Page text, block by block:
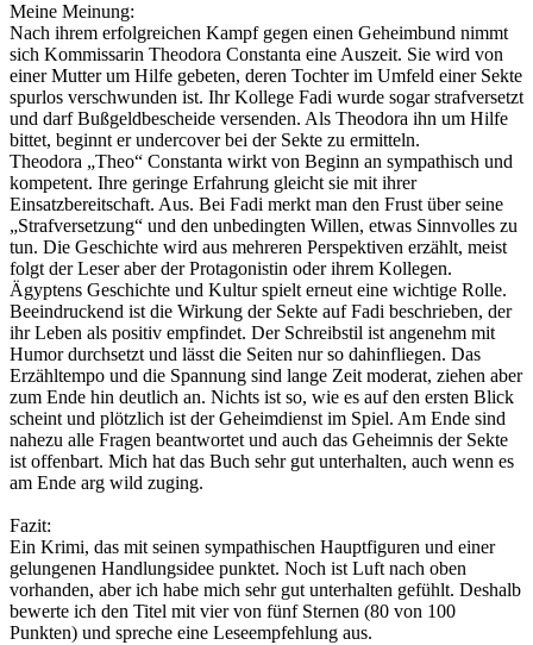
Meine Meinung:
Nach ihrem erfolgreichen Kampf gegen einen Geheimbund nimmt
sich Kommissarin Theodora Constanta eine Auszeit. Sie wird von
einer Mutter um Hilfe gebeten, deren Tochter im Umfeld einer Sekte
spurlos verschwunden ist. Ihr Kollege Fadi wurde sogar strafversetzt
und darf Bußgeldbescheide versenden. Als Theodora ihn um Hilfe
bittet, beginnt er undercover bei der Sekte zu ermitteln.
Theodora „Theo“ Constanta wirkt von Beginn an sympathisch und
kompetent. Ihre geringe Erfahrung gleicht sie mit ihrer
Einsatzbereitschaft. Aus. Bei Fadi merkt man den Frust über seine
„Strafversetzung“ und den unbedingten Willen, etwas Sinnvolles zu
tun. Die Geschichte wird aus mehreren Perspektiven erzählt, meist
folgt der Leser aber der Protagonistin oder ihrem Kollegen.
Ägyptens Geschichte und Kultur spielt erneut eine wichtige Rolle.
Beeindruckend ist die Wirkung der Sekte auf Fadi beschrieben, der
ihr Leben als positiv empfindet. Der Schreibstil ist angenehm mit
Humor durchsetzt und lässt die Seiten nur so dahinfliegen. Das
Erzähltempo und die Spannung sind lange Zeit moderat, ziehen aber
zum Ende hin deutlich an. Nichts ist so, wie es auf den ersten Blick
scheint und plötzlich ist der Geheimdienst im Spiel. Am Ende sind
nahezu alle Fragen beantwortet und auch das Geheimnis der Sekte
ist offenbart. Mich hat das Buch sehr gut unterhalten, auch wenn es
am Ende arg wild zuging.
Fazit:
Ein Krimi, das mit seinen sympathischen Hauptfiguren und einer
gelungenen Handlungsidee punktet. Noch ist Luft nach oben
vorhanden, aber ich habe mich sehr gut unterhalten gefühlt. Deshalb
bewerte ich den Titel mit vier von fünf Sternen (80 von 100
Punkten) und spreche eine Leseempfehlung aus.